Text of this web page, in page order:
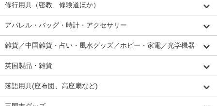
修行用具（密教、修験道ほか）
アパレル・バッグ・時計・アクセサリー
雑貨／中国雑貨・占い・風水グッズ／ホビー・家電／光学機器
英国製品・雑貨
落語用具(座布団、高座扇など)